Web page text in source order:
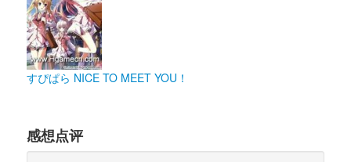
すぴぱら NICE TO MEET YOU！
感想点评